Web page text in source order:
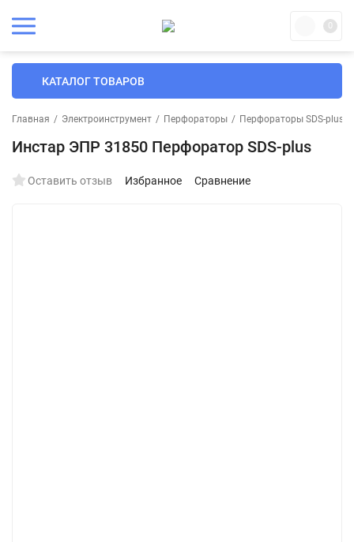
0
КАТАЛОГ ТОВАРОВ
Главная / Электроинструмент / Перфораторы / Перфораторы SDS-plus
Инстар ЭПР 31850 Перфоратор SDS-plus
Оставить отзыв Избранное Сравнение